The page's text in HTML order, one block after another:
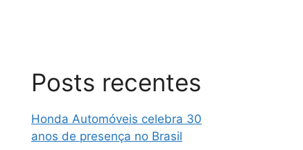
Posts recentes
Honda Automóveis celebra 30
anos de presença no Brasil